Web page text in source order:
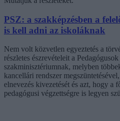
PSZ: a szakképzésben a
is kell adni az iskoláknak
Nem volt közvetlen egyeztetés a
részletes észrevételeit a
szakminisztériumnak, melyben
kancellári rendszer
elnevezés kivezetését és azt, hogy a
pedagógusi végzettségre is legyen